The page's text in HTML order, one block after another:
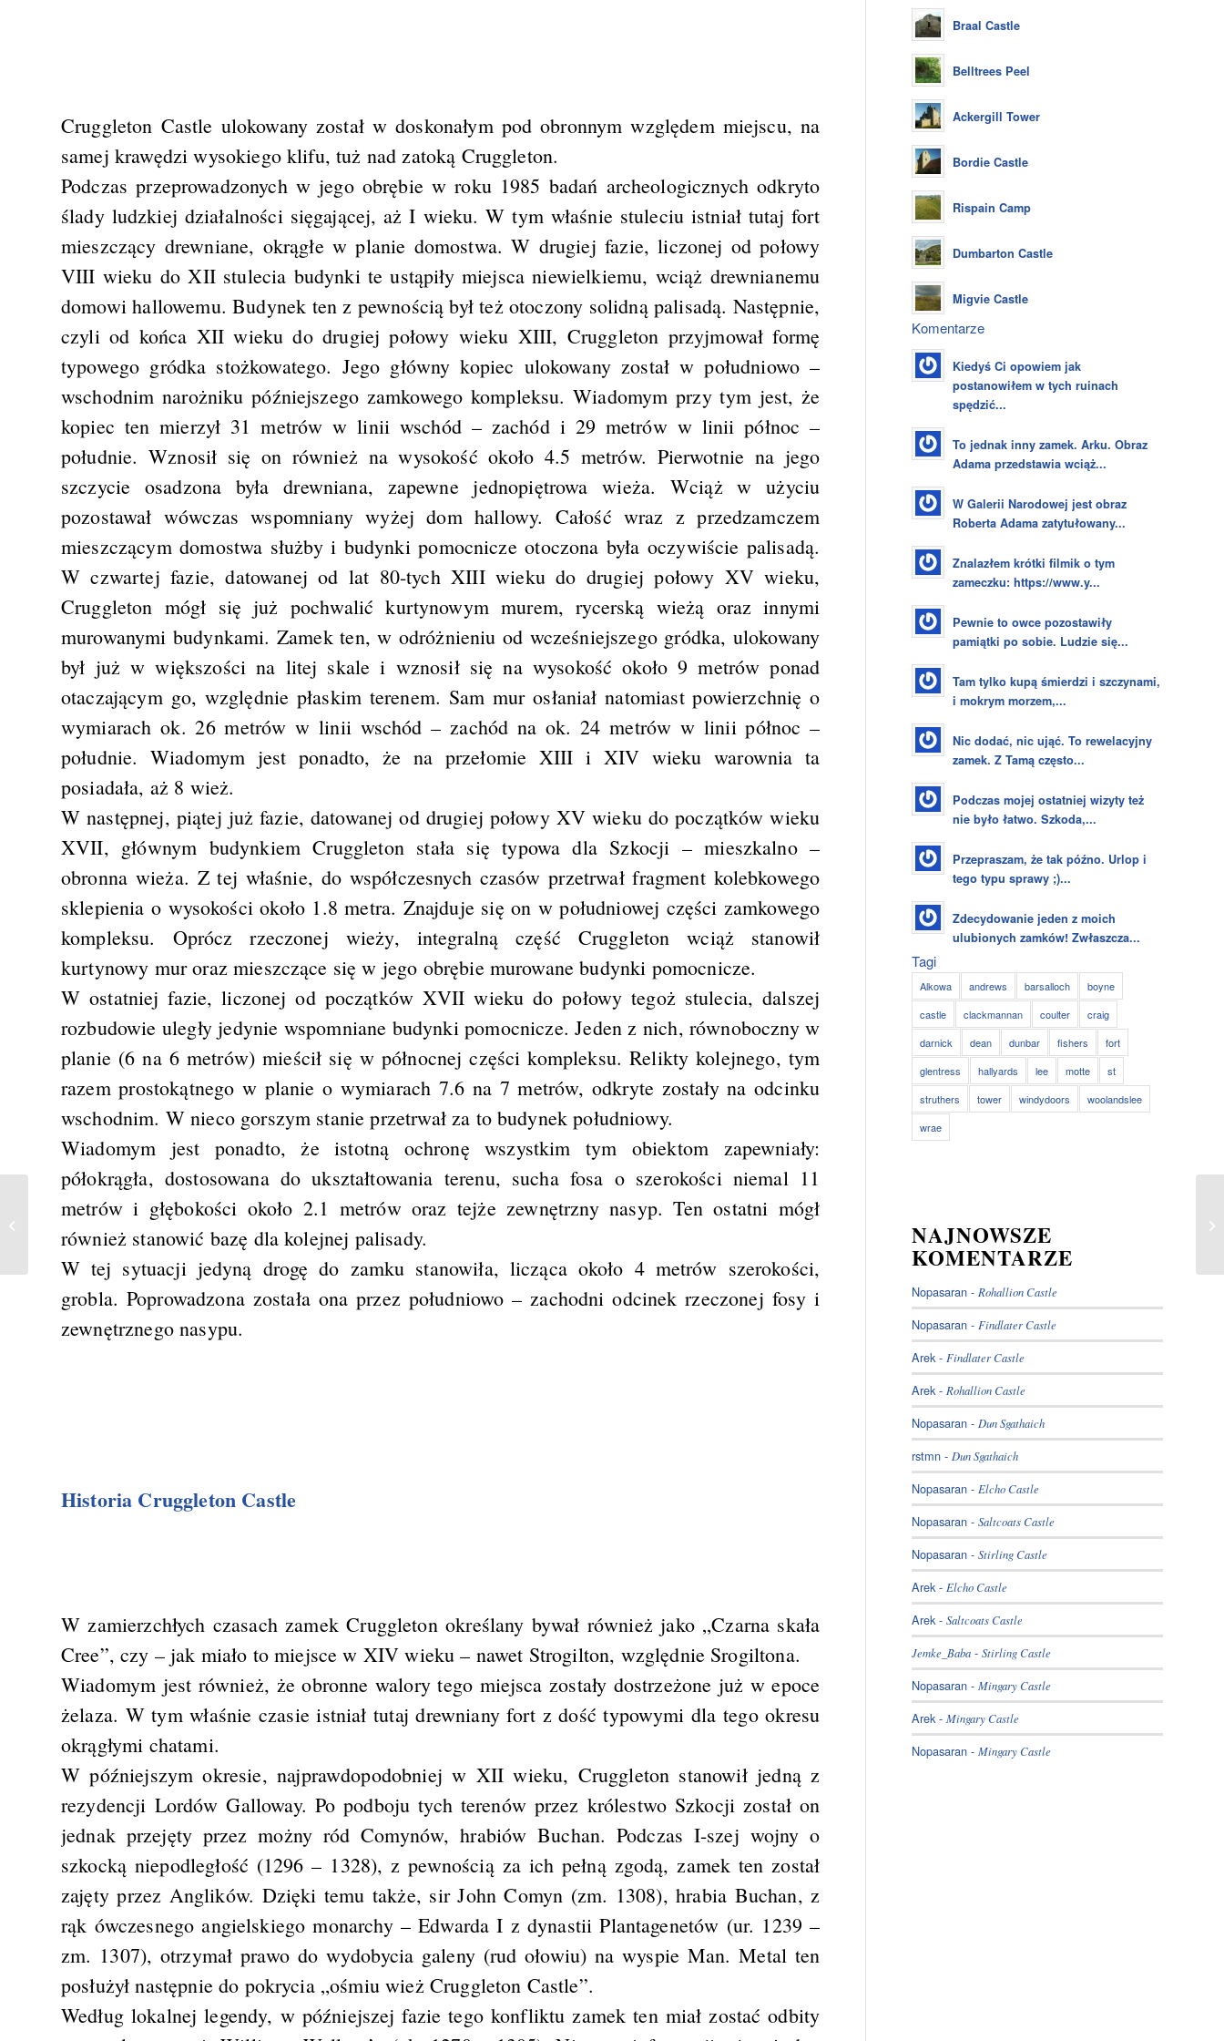
Cruggleton Castle ulokowany został w doskonałym pod obronnym względem miejscu, na
samej krawędzi wysokiego klifu, tuż nad zatoką Cruggleton.
Podczas przeprowadzonych w jego obrębie w roku 1985 badań archeologicznych odkryto
ślady ludzkiej działalności sięgającej, aż I wieku. W tym właśnie stuleciu istniał tutaj fort
mieszczący drewniane, okrągłe w planie domostwa. W drugiej fazie, liczonej od połowy
VIII wieku do XII stulecia budynki te ustąpiły miejsca niewielkiemu, wciąż drewnianemu
domowi hallowemu. Budynek ten z pewnością był też otoczony solidną palisadą. Następnie,
czyli od końca XII wieku do drugiej połowy wieku XIII, Cruggleton przyjmował formę
typowego gródka stożkowatego. Jego główny kopiec ulokowany został w południowo –
wschodnim narożniku późniejszego zamkowego kompleksu. Wiadomym przy tym jest, że
kopiec ten mierzył 31 metrów w linii wschód – zachód i 29 metrów w linii północ –
południe. Wznosił się on również na wysokość około 4.5 metrów. Pierwotnie na jego
szczycie osadzona była drewniana, zapewne jednopiętrowa wieża. Wciąż w użyciu
pozostawał wówczas wspomniany wyżej dom hallowy. Całość wraz z przedzamczem
mieszczącym domostwa służby i budynki pomocnicze otoczona była oczywiście palisadą.
W czwartej fazie, datowanej od lat 80-tych XIII wieku do drugiej połowy XV wieku,
Cruggleton mógł się już pochwalić kurtynowym murem, rycerską wieżą oraz innymi
murowanymi budynkami. Zamek ten, w odróżnieniu od wcześniejszego gródka, ulokowany
był już w większości na litej skale i wznosił się na wysokość około 9 metrów ponad
otaczającym go, względnie płaskim terenem. Sam mur osłaniał natomiast powierzchnię o
wymiarach ok. 26 metrów w linii wschód – zachód na ok. 24 metrów w linii północ –
południe. Wiadomym jest ponadto, że na przełomie XIII i XIV wieku warownia ta
posiadała, aż 8 wież.
W następnej, piątej już fazie, datowanej od drugiej połowy XV wieku do początków wieku
XVII, głównym budynkiem Cruggleton stała się typowa dla Szkocji – mieszkalno –
obronna wieża. Z tej właśnie, do współczesnych czasów przetrwał fragment kolebkowego
sklepienia o wysokości około 1.8 metra. Znajduje się on w południowej części zamkowego
kompleksu. Oprócz rzeczonej wieży, integralną część Cruggleton wciąż stanowił
kurtynowy mur oraz mieszczące się w jego obrębie murowane budynki pomocnicze.
W ostatniej fazie, liczonej od początków XVII wieku do połowy tegoż stulecia, dalszej
rozbudowie uległy jedynie wspomniane budynki pomocnicze. Jeden z nich, równoboczny w
planie (6 na 6 metrów) mieścił się w północnej części kompleksu. Relikty kolejnego, tym
razem prostokątnego w planie o wymiarach 7.6 na 7 metrów, odkryte zostały na odcinku
wschodnim. W nieco gorszym stanie przetrwał za to budynek południowy.
Wiadomym jest ponadto, że istotną ochronę wszystkim tym obiektom zapewniały:
półokrągła, dostosowana do ukształtowania terenu, sucha fosa o szerokości niemal 11
metrów i głębokości około 2.1 metrów oraz tejże zewnętrzny nasyp. Ten ostatni mógł
również stanowić bazę dla kolejnej palisady.
W tej sytuacji jedyną drogę do zamku stanowiła, licząca około 4 metrów szerokości,
grobla. Poprowadzona została ona przez południowo – zachodni odcinek rzeczonej fosy i
zewnętrznego nasypu.
Historia Cruggleton Castle
W zamierzchłych czasach zamek Cruggleton określany bywał również jako „Czarna skała
Cree”, czy – jak miało to miejsce w XIV wieku – nawet Strogilton, względnie Srogiltona.
Wiadomym jest również, że obronne walory tego miejsca zostały dostrzeżone już w epoce
żelaza. W tym właśnie czasie istniał tutaj drewniany fort z dość typowymi dla tego okresu
okrągłymi chatami.
W późniejszym okresie, najprawdopodobniej w XII wieku, Cruggleton stanowił jedną z
rezydencji Lordów Galloway. Po podboju tych terenów przez królestwo Szkocji został on
jednak przejęty przez możny ród Comynów, hrabiów Buchan. Podczas I-szej wojny o
szkocką niepodległość (1296 – 1328), z pewnością za ich pełną zgodą, zamek ten został
zajęty przez Anglików. Dzięki temu także, sir John Comyn (zm. 1308), hrabia Buchan, z
rąk ówczesnego angielskiego monarchy – Edwarda I z dynastii Plantagenetów (ur. 1239 –
zm. 1307), otrzymał prawo do wydobycia galeny (rud ołowiu) na wyspie Man. Metal ten
posłużył następnie do pokrycia „ośmiu wież Cruggleton Castle”.
Według lokalnej legendy, w późniejszej fazie tego konfliktu zamek ten miał zostać odbity
Braal Castle
Belltrees Peel
Ackergill Tower
Bordie Castle
Rispain Camp
Dumbarton Castle
Migvie Castle
Komentarze
Kiedyś Ci opowiem jak
postanowiłem w tych ruinach
spędzić...
To jednak inny zamek. Arku. Obraz
Adama przedstawia wciąż...
W Galerii Narodowej jest obraz
Roberta Adama zatytułowany...
Znalazłem krótki filmik o tym
zameczku: https://www.y...
Pewnie to owce pozostawiły
pamiątki po sobie. Ludzie się...
Tam tylko kupą śmierdzi i szczynami,
i mokrym morzem,...
Nic dodać, nic ująć. To rewelacyjny
zamek. Z Tamą często...
Podczas mojej ostatniej wizyty też
nie było łatwo. Szkoda,...
Przepraszam, że tak późno. Urlop i
tego typu sprawy ;)...
Zdecydowanie jeden z moich
ulubionych zamków! Zwłaszcza...
Tagi
Alkowa andrews barsalloch
boyne
castle
clackmannan coulter
craig
darnick
dean dunbar fishers
fort
glentress
hallyards lee motte
st
struthers
tower windydoors
woolandslee
wrae
NAJNOWSZE
KOMENTARZE
Nopasaran -Rohallion Castle
Nopasaran -Findlater Castle
Arek-Findlater Castle
Arek-Rohallion Castle
Nopasaran -Dun Sgathaich
rstmn -Dun Sgathaich
Nopasaran -Elcho Castle
Nopasaran -Saltcoats Castle
Nopasaran -Stirling Castle
Arek-Elcho Castle
Arek-Saltcoats Castle
Jemke_Baba -Stirling Castle
Nopasaran -Mingary Castle
Arek-Mingary Castle
Nopasaran -Mingary Castle